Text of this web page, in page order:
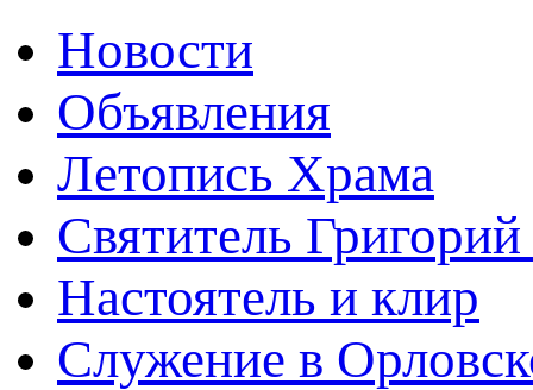
Новости
Объявления
Летопись Храма
Святитель
Настоятель и клир
Служение в